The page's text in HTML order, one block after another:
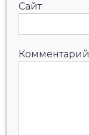
Сайт
Комментарий